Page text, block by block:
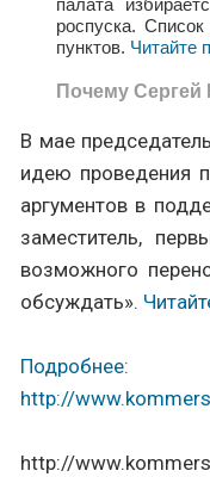
палата
роспуска.
пунктов. Читайте
Почему
В мае
идею проведения
аргументов в
заместитель,
возможного
обсуждать».
Подробнее:
http://
http://